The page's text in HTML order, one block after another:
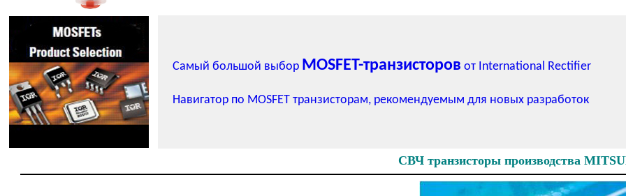
Самый большой выбор MOSFET-транзисторов от International Rectifier
Навигатор по MOSFET транзисторам, рекомендуемым для новых разработок
СВЧ транзисторы производства